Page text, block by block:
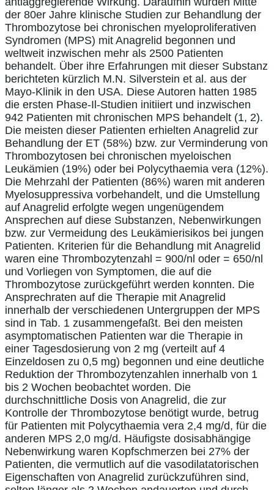
der 80er Jahre klinische Studien zur Behandlung der
Thrombozytose bei chronischen myeloproliferativen
Syndromen (MPS) mit Anagrelid begonnen und
weltweit inzwischen mehr als 2500 Patienten
behandelt. Über ihre Erfahrungen mit dieser Substanz
berichteten kürzlich M.N. Silverstein et al. aus der
Mayo-Klinik in den USA. Diese Autoren hatten 1985
die ersten Phase-Il-Studien initiiert und inzwischen
942 Patienten mit chronischen MPS behandelt (1, 2).
Die meisten dieser Patienten erhielten Anagrelid zur
Behandlung der ET (58%) bzw. zur Verminderung von
Thrombozytosen bei chronischen myeloischen
Leukämien (19%) oder bei Polycythaemia vera (12%).
Die Mehrzahl der Patienten (86%) waren mit anderen
Myelosuppressiva vorbehandelt, und die Umstellung
auf Anagrelid erfolgte wegen ungenügendem
Ansprechen auf diese Substanzen, Nebenwirkungen
bzw. zur Vermeidung des Leukämierisikos bei jungen
Patienten. Kriterien für die Behandlung mit Anagrelid
waren eine Thrombozytenzahl = 900/nl oder = 650/nl
und Vorliegen von Symptomen, die auf die
Thrombozytose zurückgeführt werden konnten. Die
Ansprechraten auf die Therapie mit Anagrelid
innerhalb der verschiedenen Untergruppen der MPS
sind in Tab. 1 zusammengefaßt. Bei den meisten
asymptomatischen Patienten war die Therapie in
einer Tagesdosierung von 2 mg (verteilt auf 4
Einzeldosen zu 0,5 mg) begonnen und eine deutliche
Reduktion der Thrombozytenzahlen innerhalb von 1
bis 2 Wochen beobachtet worden. Die
durchschnittliche Dosis von Anagrelid, die zur
Kontrolle der Thrombozytose benötigt wurde, betrug
für Patienten mit Polycythaemia vera 2,4 mg/d, für die
anderen MPS 2,0 mg/d. Häufigste dosisabhängige
Nebenwirkung waren Kopfschmerzen bei 27% der
Patienten, die vermutlich auf die vasodilatatorischen
Eigenschaften von Anagrelid zurückzuführen sind,